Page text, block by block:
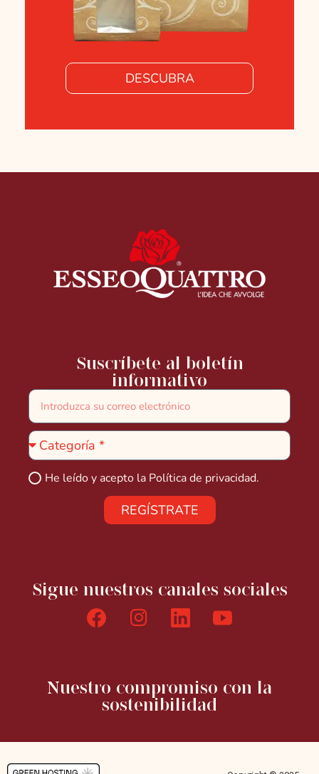
DESCUBRA
Suscríbete al boletín
informativo
He leído y acepto la Política de privacidad.
REGÍSTRATE
Sigue nuestros canales sociales
Nuestro compromiso con la
sostenibilidad